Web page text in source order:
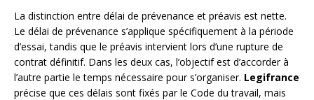
La distinction entre délai de prévenance et préavis est nette.
Le délai de prévenance s’applique spécifiquement à la période
d’essai, tandis que le préavis intervient lors d’une rupture de
contrat définitif. Dans les deux cas, l’objectif est d’accorder à
l’autre partie le temps nécessaire pour s’organiser. Legifrance
précise que ces délais sont fixés par le Code du travail, mais